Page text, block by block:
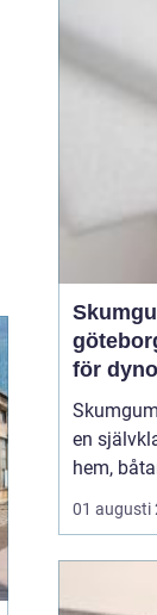
säkert
En IBC-
på 600
göteborg smarta
för
och
en
hem,
runt om i
Göteborg
01 augusti